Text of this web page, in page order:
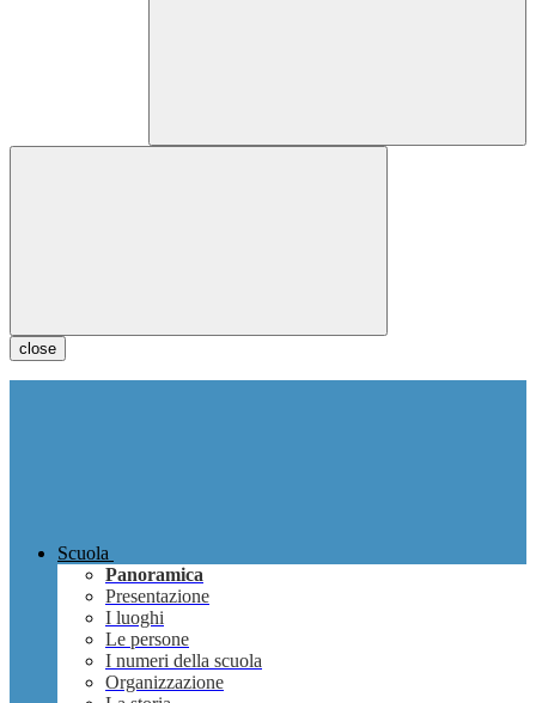
close
Scuola
Panoramica
Presentazione
I luoghi
Le persone
I numeri della scuola
Organizzazione